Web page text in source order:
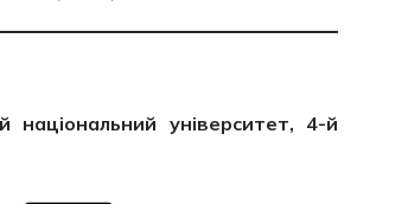
університет, 4-й